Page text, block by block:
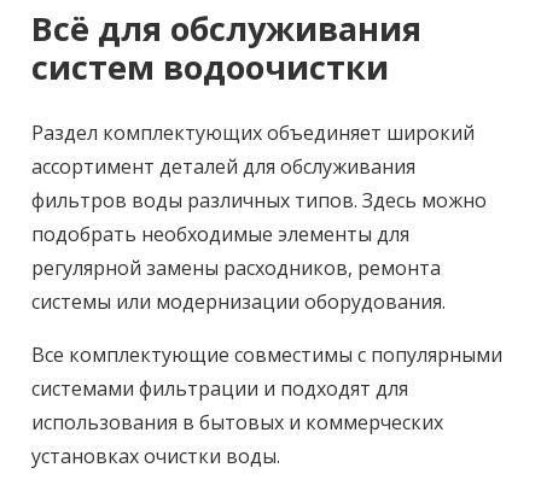
Всё для обслуживания
систем водоочистки
Раздел комплектующих объединяет широкий
ассортимент деталей для обслуживания
фильтров воды различных типов. Здесь можно
подобрать необходимые элементы для
регулярной замены расходников, ремонта
системы или модернизации оборудования.
Все комплектующие совместимы с популярными
системами фильтрации и подходят для
использования в бытовых и коммерческих
установках очистки воды.